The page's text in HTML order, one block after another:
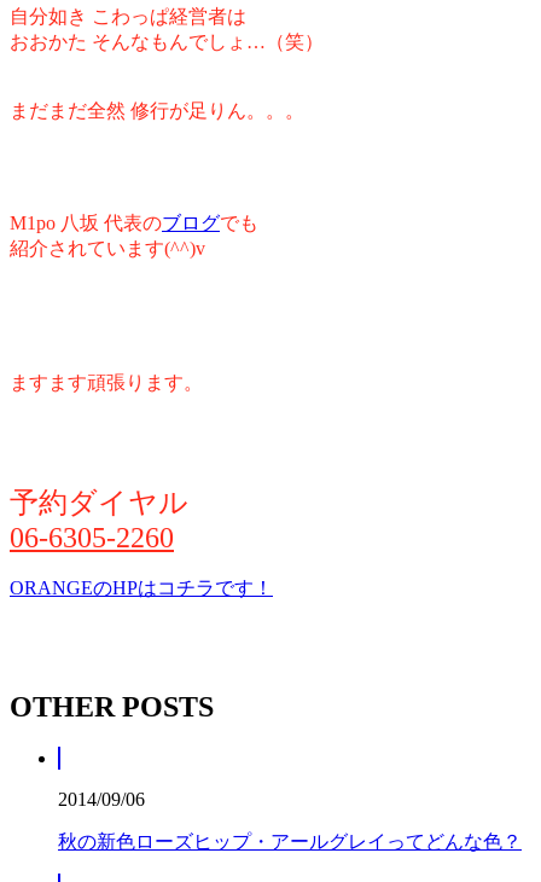
自分如き こわっぱ経営者は
おおかた そんなもんでしょ…（笑）
まだまだ全然 修行が足りん。。。
M1po 八坂 代表のブログでも
紹介されています(^^)v
ますます頑張ります。
予約ダイヤル
06-6305-2260
ORANGEのHPはコチラです！
OTHER POSTS
2014/09/06
秋の新色ローズヒップ・アールグレイってどんな色？